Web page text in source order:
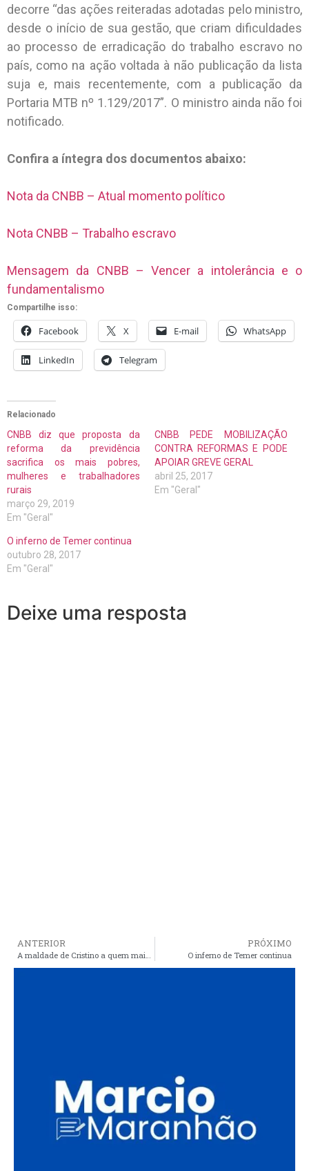
decorre “das ações reiteradas adotadas pelo ministro,
desde o início de sua gestão, que criam dificuldades
ao processo de erradicação do trabalho escravo no
país, como na ação voltada à não publicação da lista
suja e, mais recentemente, com a publicação da
Portaria MTB nº 1.129/2017”. O ministro ainda não foi
notificado.
Confira a íntegra dos documentos abaixo:
Nota da CNBB – Atual momento político
Nota CNBB – Trabalho escravo
Mensagem da CNBB – Vencer a intolerância e o
fundamentalismo
Compartilhe isso:
Facebook X E-mail WhatsApp
LinkedIn Telegram
Relacionado
CNBB diz que proposta da
reforma da previdência
sacrifica os mais pobres,
mulheres e trabalhadores
rurais
março 29, 2019
Em "Geral"
CNBB PEDE MOBILIZAÇÃO
CONTRA REFORMAS E PODE
APOIAR GREVE GERAL
abril 25, 2017
Em "Geral"
O inferno de Temer continua
outubro 28, 2017
Em "Geral"
Deixe uma resposta
ANTERIOR
A maldade de Cristino a quem mais precisa: Paramirim sem água a vários dias
PRÓXIMO
O inferno de Temer continua